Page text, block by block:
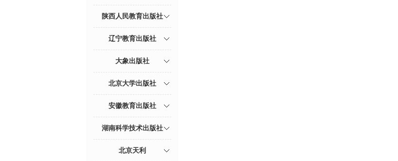
陕西人民教育出版社
辽宁教育出版社
大象出版社
北京大学出版社
安徽教育出版社
湖南科学技术出版社
北京天利